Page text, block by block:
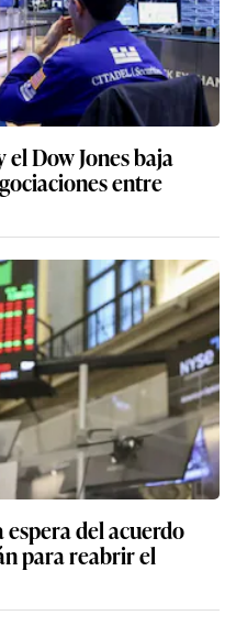
Dow Jones baja
entre
del acuerdo
para reabrir el